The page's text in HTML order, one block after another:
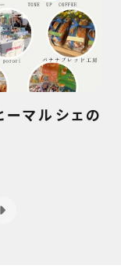
マルシェの